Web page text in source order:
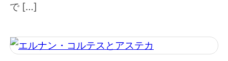
で […]